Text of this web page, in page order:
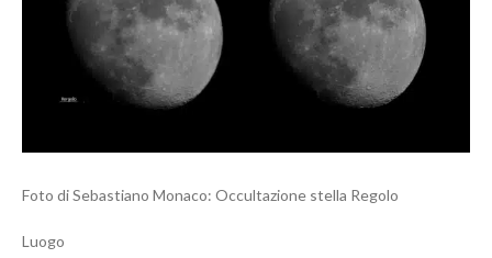
Foto di Sebastiano Monaco: Occultazione stella Regolo
Luogo